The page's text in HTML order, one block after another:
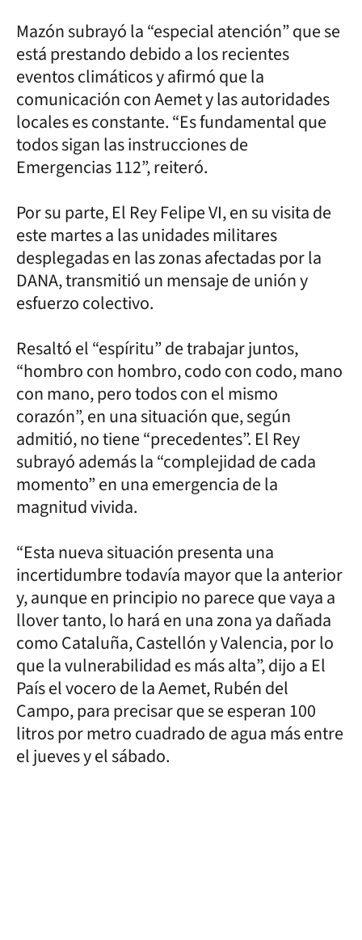
Mazón subrayó la “especial atención” que se
está prestando debido a los recientes
eventos climáticos y afirmó que la
comunicación con Aemet y las autoridades
locales es constante. “Es fundamental que
todos sigan las instrucciones de
Emergencias 112”, reiteró.
Por su parte, El Rey Felipe VI, en su visita de
este martes a las unidades militares
desplegadas en las zonas afectadas por la
DANA, transmitió un mensaje de unión y
esfuerzo colectivo.
Resaltó el “espíritu” de trabajar juntos,
“hombro con hombro, codo con codo, mano
con mano, pero todos con el mismo
corazón”, en una situación que, según
admitió, no tiene “precedentes”. El Rey
subrayó además la “complejidad de cada
momento” en una emergencia de la
magnitud vivida.
“Esta nueva situación presenta una
incertidumbre todavía mayor que la anterior
y, aunque en principio no parece que vaya a
llover tanto, lo hará en una zona ya dañada
como Cataluña, Castellón y Valencia, por lo
que la vulnerabilidad es más alta”, dijo a El
País el vocero de la Aemet, Rubén del
Campo, para precisar que se esperan 100
litros por metro cuadrado de agua más entre
el jueves y el sábado.